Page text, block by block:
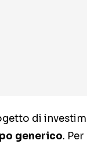
di
generico.